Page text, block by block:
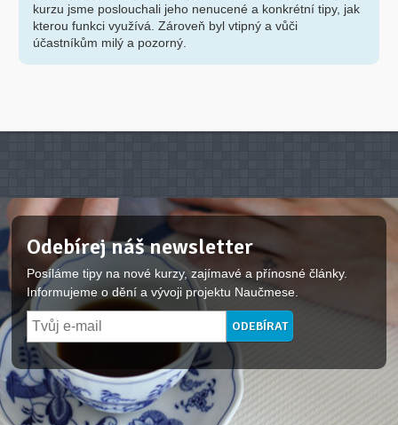
kurzu jsme poslouchali jeho nenucené a konkrétní tipy, jak
kterou funkci využívá. Zároveň byl vtipný a vůči
účastníkům milý a pozorný.
Odebírej náš newsletter
Posíláme tipy na nové kurzy, zajímavé a přínosné články.
Informujeme o dění a vývoji projektu Naučmese.